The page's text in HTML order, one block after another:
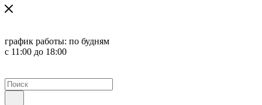
график работы: по будням
с 11:00 до 18:00